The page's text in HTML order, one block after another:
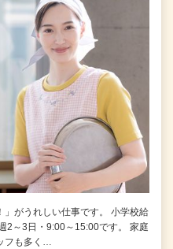
」がうれしい仕事です。 小学校給
2～3日・9:00～15:00です。 家庭
フも多く…